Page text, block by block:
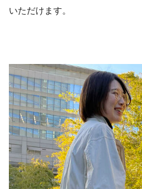
いただけます。